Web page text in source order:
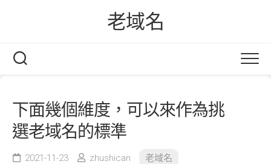
老域名
下面幾個維度，可以來作為挑
選老域名的標準
2021-11-23 zhushican 老域名